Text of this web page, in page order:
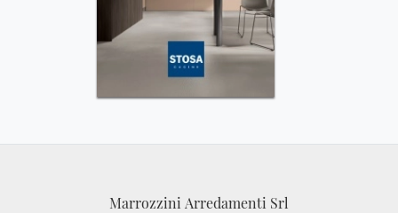
Marrozzini Arredamenti Srl